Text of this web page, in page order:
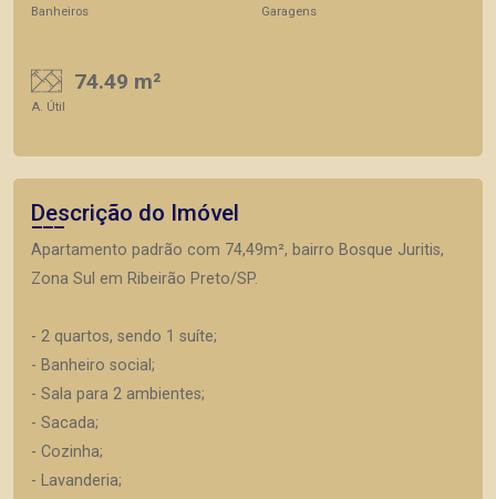
Banheiros Garagens
74.49 m²
A. Útil
Descrição do Imóvel
Apartamento padrão com 74,49m², bairro Bosque Juritis,
Zona Sul em Ribeirão Preto/SP.
- 2 quartos, sendo 1 suíte;
- Banheiro social;
- Sala para 2 ambientes;
- Sacada;
- Cozinha;
- Lavanderia;